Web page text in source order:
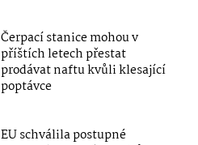
Čerpací stanice mohou v
příštích letech přestat
prodávat naftu kvůli klesající
poptávce
EU schválila postupné